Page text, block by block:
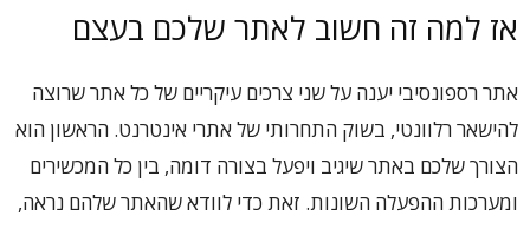
אז למה זה חשוב לאתר שלכם בעצם
אתר רספונסיבי יענה על שני צרכים עיקריים של כל אתר שרוצה
להישאר רלוונטי, בשוק התחרותי של אתרי אינטרנט. הראשון הוא
הצורך שלכם באתר שיגיב ויפעל בצורה דומה, בין כל המכשירים
ומערכות ההפעלה השונות. זאת כדי לוודא שהאתר שלהם נראה,